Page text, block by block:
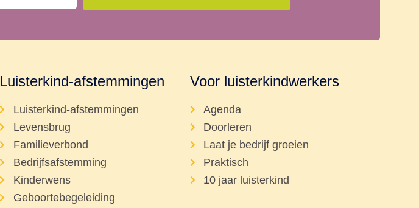
Luisterkind-afstemmingen
Luisterkind-afstemmingen
Levensbrug
Familieverbond
Bedrijfsafstemming
Kinderwens
Geboortebegeleiding
Voor luisterkindwerkers
Agenda
Doorleren
Laat je bedrijf groeien
Praktisch
10 jaar luisterkind